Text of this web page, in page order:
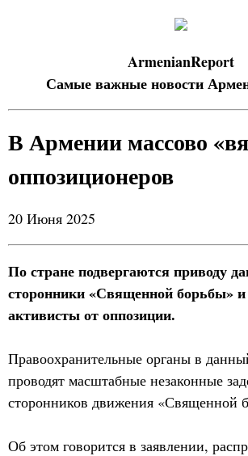
ArmenianReport
Самые важные новости
В Армении массово
оппозиционеров
20 Июня 2025
По стране подвергаются приводу
сторонники «Священной борьбы»
активисты от оппозиции.
Правоохранительные органы в
проводят масштабные незаконные
сторонников движения «Священной
Об этом говорится в заявлении,